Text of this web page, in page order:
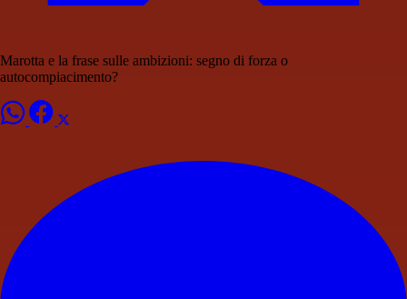
Marotta e la frase sulle ambizioni: segno di forza o
autocompiacimento?